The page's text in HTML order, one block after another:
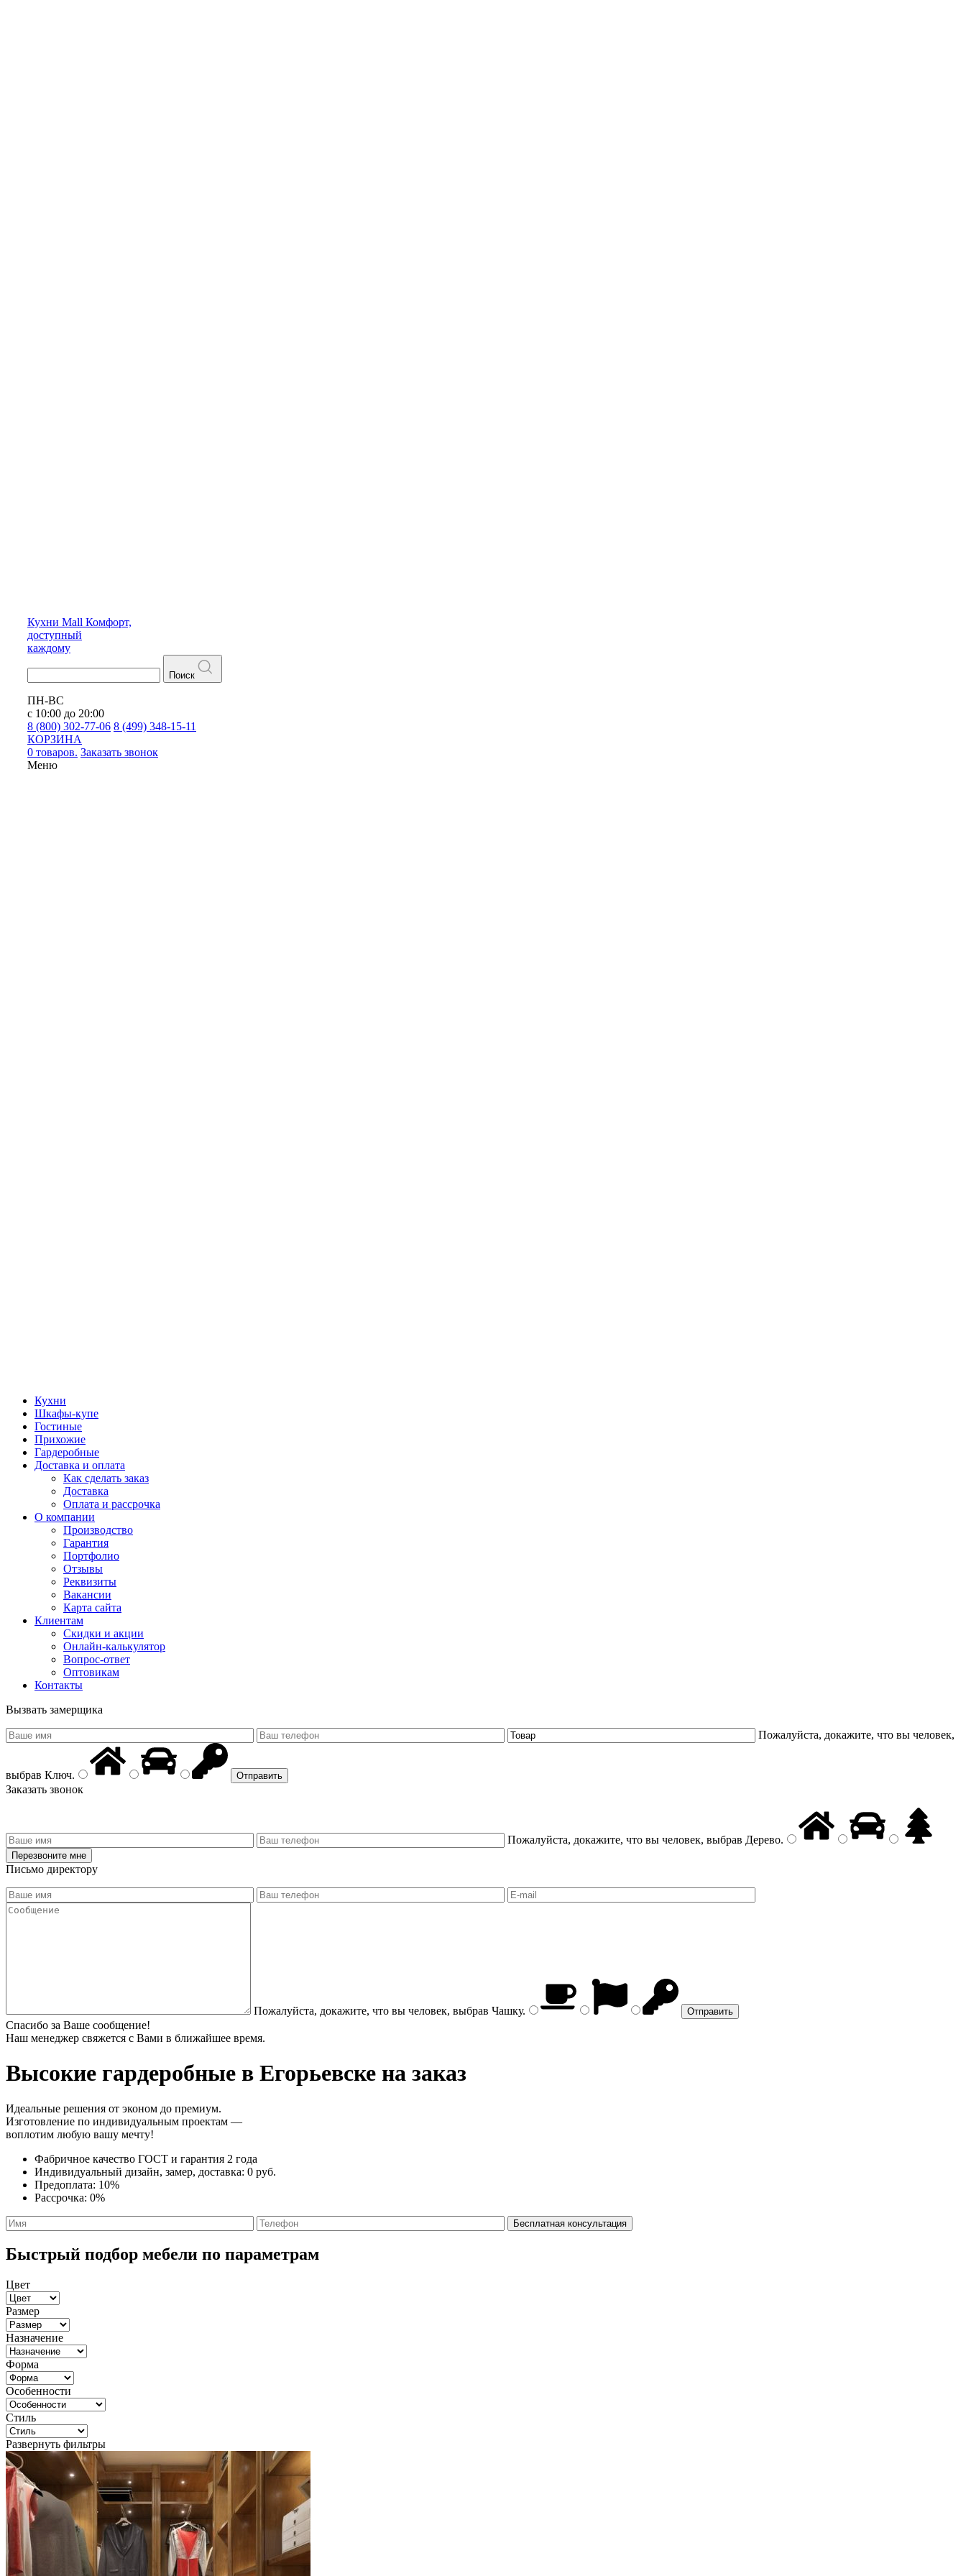
Кухни Mall Комфорт,
доступный
каждому
Поиск
ПН-ВС
с 10:00 до 20:00
8 (800) 302-77-06 8 (499) 348-15-11
КОРЗИНА
0 товаров. Заказать звонок
Меню
Кухни
Шкафы-купе
Гостиные
Прихожие
Гардеробные
Доставка и оплата
Как сделать заказ
Доставка
Оплата и рассрочка
О компании
Производство
Гарантия
Портфолио
Отзывы
Реквизиты
Вакансии
Карта сайта
Клиентам
Скидки и акции
Онлайн-калькулятор
Вопрос-ответ
Оптовикам
Контакты
Вызвать замерщика
Пожалуйста, докажите, что вы человек,
выбрав Ключ.
Заказать звонок
Пожалуйста, докажите, что вы человек, выбрав Дерево.
Письмо директору
Пожалуйста, докажите, что вы человек, выбрав Чашку.
Спасибо за Ваше сообщение!
Наш менеджер свяжется с Вами в ближайшее время.
Высокие гардеробные в Егорьевске на заказ
Идеальные решения от эконом до премиум.
Изготовление по индивидуальным проектам —
воплотим любую вашу мечту!
Фабричное качество ГОСТ и гарантия 2 года
Индивидуальный дизайн, замер, доставка: 0 руб.
Предоплата: 10%
Рассрочка: 0%
Быстрый подбор мебели по параметрам
Цвет
Размер
Назначение
Форма
Особенности
Стиль
Развернуть фильтры